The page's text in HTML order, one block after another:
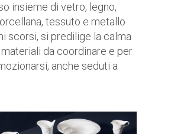
insieme di vetro, legno,
tessuto e metallo
scorsi, si predilige la calma
da coordinare e per
anche seduti a